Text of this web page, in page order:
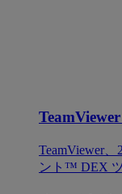
TeamViewer
ント™ DEX